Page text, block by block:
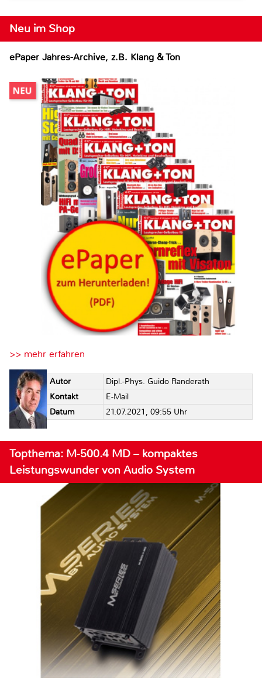
Neu im Shop
ePaper Jahres-Archive, z.B. Klang & Ton
>> mehr erfahren
Autor
Dipl.-Phys. Guido Randerath
Kontakt
E-Mail
Datum
21.07.2021, 09:55 Uhr
Topthema: M-500.4 MD – kompaktes
Leistungswunder von Audio System